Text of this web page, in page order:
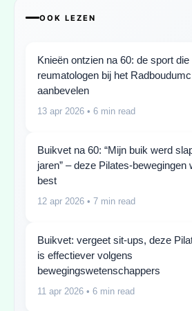
OOK LEZEN
Knieën ontzien na 60: de sport die
reumatologen bij het
aanbevelen
13 apr 2026 • 6 min read
Buikvet na 60: “Mijn buik werd
jaren” – deze Pilates-bewegingen
best
12 apr 2026 • 7 min read
Buikvet: vergeet sit-ups, deze
is effectiever volgens
bewegingswetenschappers
11 apr 2026 • 6 min read